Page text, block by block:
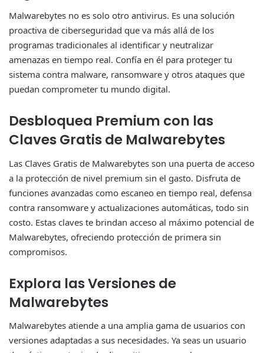
Malwarebytes no es solo otro antivirus. Es una solución
proactiva de ciberseguridad que va más allá de los
programas tradicionales al identificar y neutralizar
amenazas en tiempo real. Confía en él para proteger tu
sistema contra malware, ransomware y otros ataques que
puedan comprometer tu mundo digital.
Desbloquea Premium con las
Claves Gratis de Malwarebytes
Las Claves Gratis de Malwarebytes son una puerta de acceso
a la protección de nivel premium sin el gasto. Disfruta de
funciones avanzadas como escaneo en tiempo real, defensa
contra ransomware y actualizaciones automáticas, todo sin
costo. Estas claves te brindan acceso al máximo potencial de
Malwarebytes, ofreciendo protección de primera sin
compromisos.
Explora las Versiones de
Malwarebytes
Malwarebytes atiende a una amplia gama de usuarios con
versiones adaptadas a sus necesidades. Ya seas un usuario